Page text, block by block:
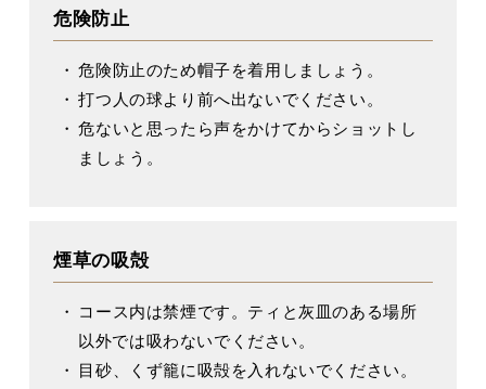
危険防止
危険防止のため帽子を着用しましょう。
打つ人の球より前へ出ないでください。
危ないと思ったら声をかけてからショットし
ましょう。
煙草の吸殻
コース内は禁煙です。ティと灰皿のある場所
以外では吸わないでください。
目砂、くず籠に吸殻を入れないでください。